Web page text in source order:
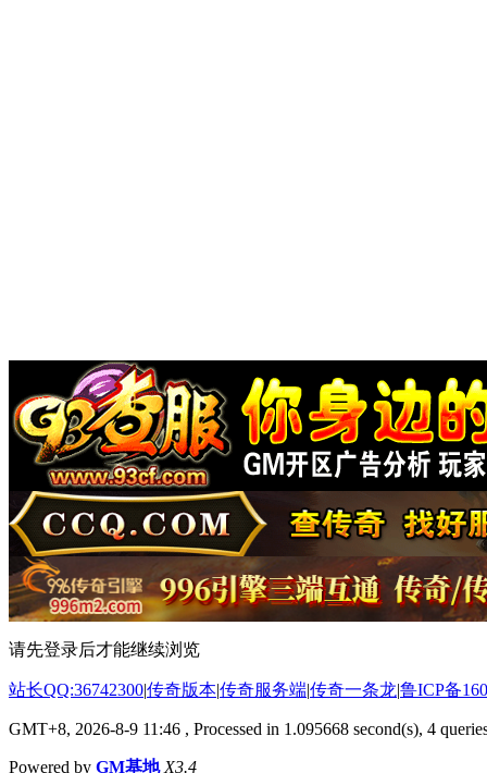
请先登录后才能继续浏览
站长QQ:36742300|传奇版本|传奇服务端|传奇一条龙|鲁ICP备
GMT+8, 2026-8-9 11:46 , Processed in 1.095668 second(s), 4
Powered by GM基地 X3.4